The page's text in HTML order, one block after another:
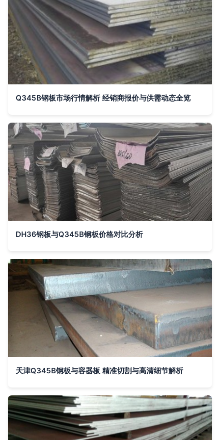
Q345B钢板市场行情解析 经销商报价与供需动态全览
DH36钢板与Q345B钢板价格对比分析
天津Q345B钢板与容器板 精准切割与高清细节解析